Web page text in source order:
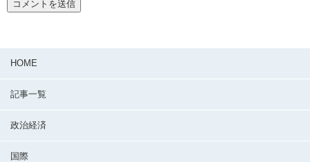
HOME
記事一覧
政治経済
国際